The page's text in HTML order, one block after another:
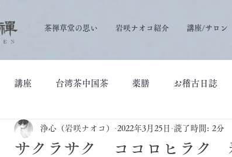
茶禅草堂の思い 岩咲ナオコ紹介 講座/サロン
講座 台湾茶中国茶 薬膳 お稽古日誌
学び 茶道具
サクラサク ココロヒラク
浄心（岩咲ナオコ） 2022年3月25日 読了時間: 2分